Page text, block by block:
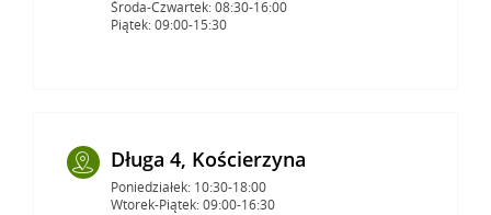
Środa-Czwartek: 08:30-16:00
Piątek: 09:00-15:30
Długa 4, Kościerzyna
Poniedziałek: 10:30-18:00
Wtorek-Piątek: 09:00-16:30